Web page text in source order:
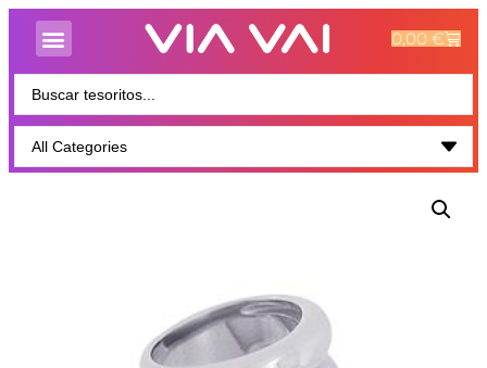
0,00€